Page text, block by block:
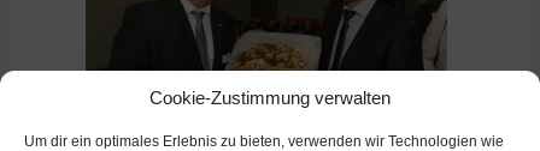
Cookie-Zustimmung verwalten
Um dir ein optimales Erlebnis zu bieten, verwenden wir Technologien wie